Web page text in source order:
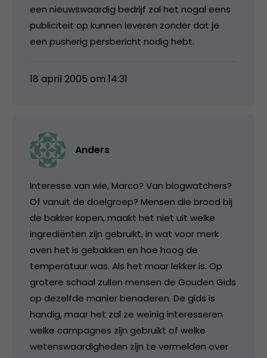
een nieuwswaardig bedrijf zal het nogal eens
publiciteit op kunnen leveren zonder dat je
een pusherig persbericht nodig hebt.
18 april 2005 om 14:31
Anders
Interesse van wie, Marco? Van blogwatchers?
Of vanuit de doelgroep? Mensen die brood bij
de bakker kopen, maakt het niet uit welke
ingrediënten zijn gebruikt, in wat voor merk
oven het is gebakken en hoe hoog de
temperatuur was. Als het maar lekker is. Op
grotere schaal zullen mensen de Gouden Gids
op dezelfde manier benaderen. De gids is
handig, maar het zal ze weinig interesseren
welke campagnes zijn gebruikt of welke
wetenswaardigheden zijn te vermelden over